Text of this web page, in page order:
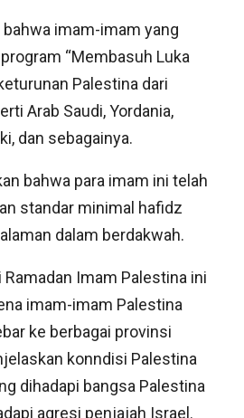
imam-imam yang
“Membasuh Luka
Palestina dari
Arab Saudi, Yordania,
dan sebagainya.
bahwa para imam ini telah
standar minimal hafidz
dalam berdakwah.
Imam Palestina ini
imam-imam Palestina
ke berbagai provinsi
konndisi Palestina
dihadapi bangsa Palestina
agresi penjajah Israel.